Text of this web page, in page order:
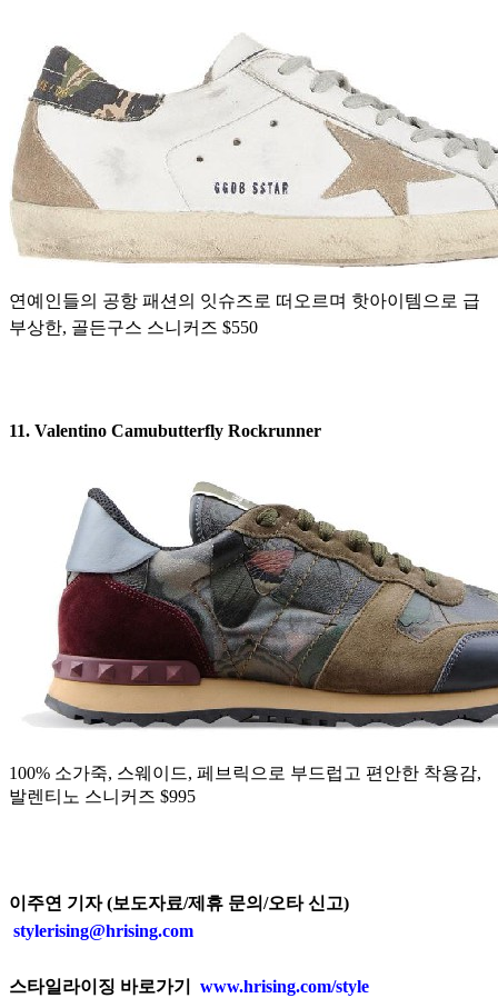
연예인들의 공항 패션의 잇슈즈로 떠오르며 핫아이템으로 급
부상한, 골든구스 스니커즈 $550
11. Valentino Camubutterfly Rockrunner
100% 소가죽, 스웨이드, 페브릭으로 부드럽고 편안한 착용감,
발렌티노 스니커즈 $995
이주연 기자 (보도자료/제휴 문의/오타 신고)
stylerising@hrising.com
스타일라이징 바로가기 www.hrising.com/style